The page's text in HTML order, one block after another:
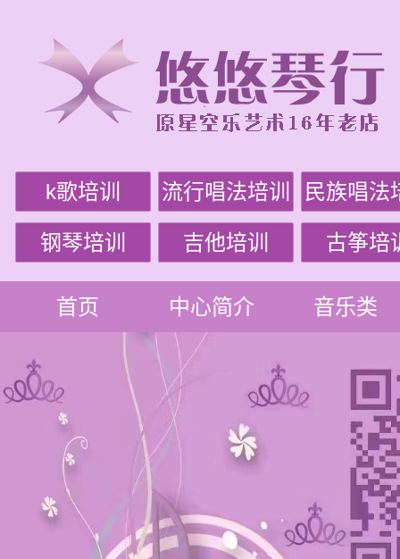
k歌培训 流行唱法培训 民族唱法
钢琴培训 吉他培训 古筝培
首页 中心简介 音乐类